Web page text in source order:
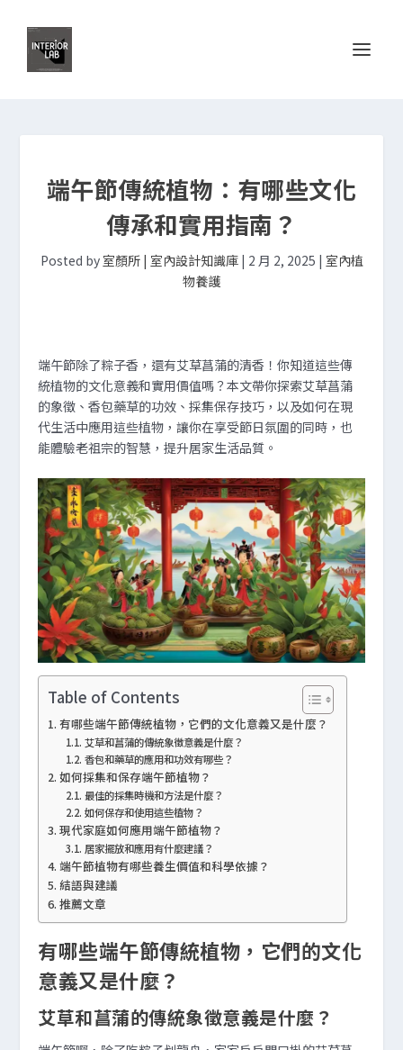
端午節傳統植物：有哪些文化
傳承和實用指南？
Posted by 室顏所 | 室內設計知識庫| 2 月 2, 2025 | 室內植
物養護
端午節除了粽子香，還有艾草菖蒲的清香！你知道這些傳
統植物的文化意義和實用價值嗎？本文帶你探索艾草菖蒲
的象徵、香包藥草的功效、採集保存技巧，以及如何在現
代生活中應用這些植物，讓你在享受節日氛圍的同時，也
能體驗老祖宗的智慧，提升居家生活品質。
Table of Contents
有哪些端午節傳統植物，它們的文化意義又是什麼？
艾草和菖蒲的傳統象徵意義是什麼？
香包和藥草的應用和功效有哪些？
如何採集和保存端午節植物？
最佳的採集時機和方法是什麼？
如何保存和使用這些植物？
現代家庭如何應用端午節植物？
居家擺放和應用有什麼建議？
端午節植物有哪些養生價值和科學依據？
結語與建議
推薦文章
有哪些端午節傳統植物，它們的文化
意義又是什麼？
艾草和菖蒲的傳統象徵意義是什麼？